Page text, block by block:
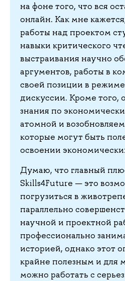
на фоне того, что вся
онлайн. Как мне
работы над проектом
навыки критического
выстраивания научно
аргументов, работы в
своей позиции в
дискуссии. Кроме того,
знания по
атомной и
которые могут быть
освоении
Думаю, что главный
Skills4Future — это
погрузиться в
параллельно
научной и проектной
профессионально
историей, однако этот
крайне полезным и для
можно работать с